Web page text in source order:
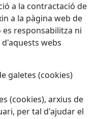
a la contractació de
a la pàgina web de
es responsabilitza ni
webs
galetes (cookies)
(cookies), arxius de
per tal d'ajudar el